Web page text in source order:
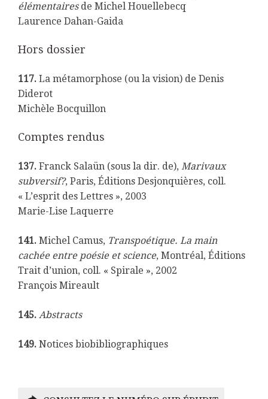
élémentairesde Michel Houellebecq
Laurence Dahan-Gaida
Hors dossier
117. La métamorphose (ou la vision) de Denis
Diderot
Michèle Bocquillon
Comptes rendus
137. Franck Salaün (sous la dir. de), Marivaux
subversif?, Paris, Éditions Desjonquières, coll.
« L’esprit des Lettres », 2003
Marie-Lise Laquerre
141. Michel Camus, Transpoétique. La main
cachée entre poésie et science, Montréal, Éditions
Trait d’union, coll. « Spirale », 2002
François Mireault
145. Abstracts
149. Notices biobibliographiques